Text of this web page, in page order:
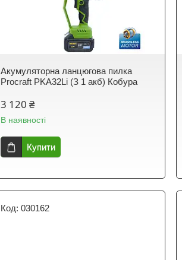
Акумуляторна ланцюгова пилка
Procraft PKA32Li (З 1 акб) Кобура
3 120 ₴
В наявності
Купити
030162